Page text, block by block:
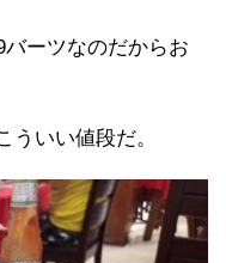
ーツなのだからお
ういい値段だ。